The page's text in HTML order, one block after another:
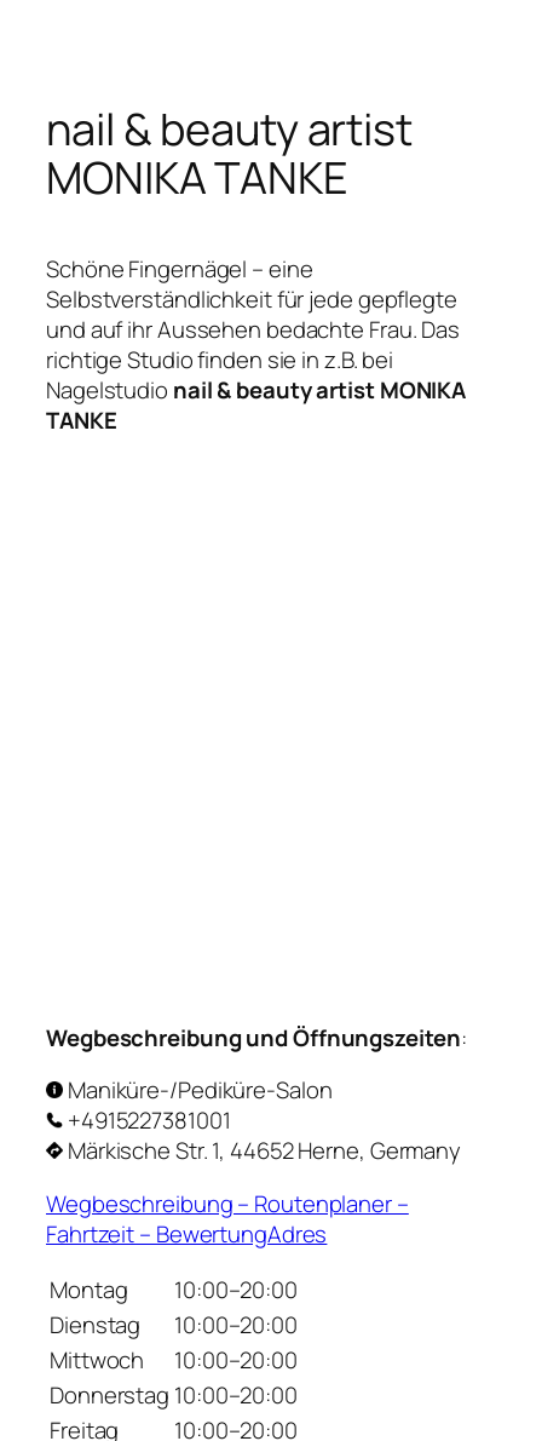
springen
nail & beauty artist
MONIKA TANKE
Schöne Fingernägel – eine
Selbstverständlichkeit für jede gepflegte
und auf ihr Aussehen bedachte Frau. Das
richtige Studio finden sie in z.B. bei
Nagelstudio nail & beauty artist MONIKA
TANKE
Wegbeschreibung und Öffnungszeiten:
Maniküre-/Pediküre-Salon
+4915227381001
Märkische Str. 1, 44652 Herne, Germany
Wegbeschreibung – Routenplaner –
Fahrtzeit – BewertungAdres
Montag
10:00–20:00
Dienstag
10:00–20:00
Mittwoch
10:00–20:00
Donnerstag 10:00–20:00
Freitag
10:00–20:00